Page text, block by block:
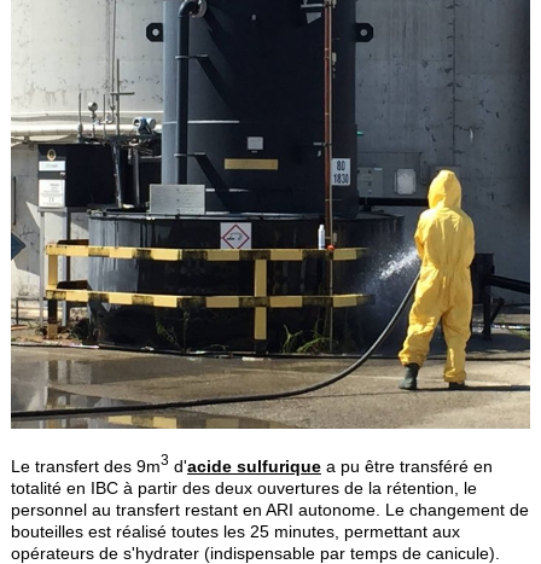
Le transfert des 9m3d'acide sulfuriquea pu être transféré en
totalité en IBC à partir des deux ouvertures de la rétention, le
personnel au transfert restant en ARI autonome. Le changement de
bouteilles est réalisé toutes les 25 minutes, permettant aux
opérateurs de s'hydrater (indispensable par temps de canicule).